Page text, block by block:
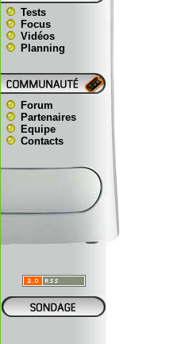
Tests
Focus
Vidéos
Planning
Forum
Partenaires
Equipe
Contacts